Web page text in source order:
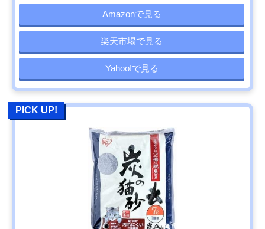
Amazonで見る
楽天市場で見る
Yahoo!で見る
PICK UP!